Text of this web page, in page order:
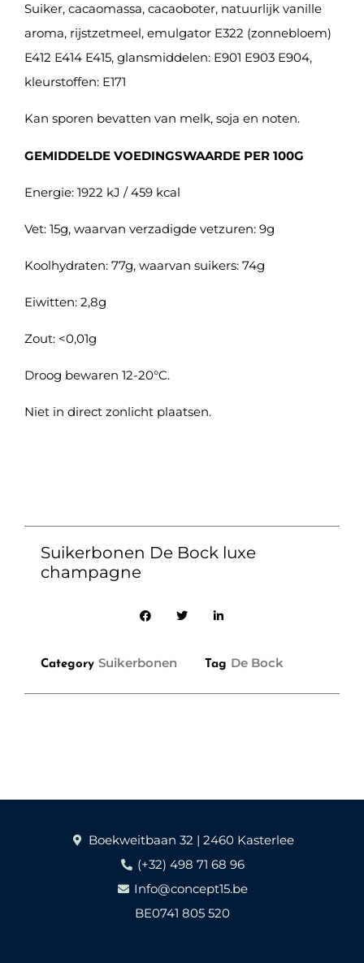
Suiker, cacaomassa, cacaoboter, natuurlijk vanille
aroma, rijstzetmeel, emulgator E322 (zonnebloem)
E412 E414 E415, glansmiddelen: E901 E903 E904,
kleurstoffen: E171
Kan sporen bevatten van melk, soja en noten.
GEMIDDELDE VOEDINGSWAARDE PER 100G
Energie: 1922 kJ / 459 kcal
Vet: 15g, waarvan verzadigde vetzuren: 9g
Koolhydraten: 77g, waarvan suikers: 74g
Eiwitten: 2,8g
Zout: <0,01g
Droog bewaren 12-20°C.
Niet in direct zonlicht plaatsen.
Suikerbonen De Bock luxe
champagne
Category Suikerbonen Tag De Bock
Boekweitbaan 32 | 2460 Kasterlee
(+32) 498 71 68 96
Info@concept15.be
BE0741 805 520